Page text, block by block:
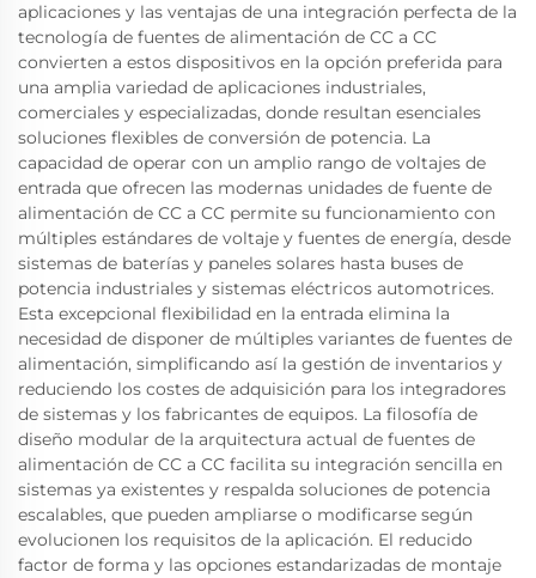
aplicaciones y las ventajas de una integración perfecta de la
tecnología de fuentes de alimentación de CC a CC
convierten a estos dispositivos en la opción preferida para
una amplia variedad de aplicaciones industriales,
comerciales y especializadas, donde resultan esenciales
soluciones flexibles de conversión de potencia. La
capacidad de operar con un amplio rango de voltajes de
entrada que ofrecen las modernas unidades de fuente de
alimentación de CC a CC permite su funcionamiento con
múltiples estándares de voltaje y fuentes de energía, desde
sistemas de baterías y paneles solares hasta buses de
potencia industriales y sistemas eléctricos automotrices.
Esta excepcional flexibilidad en la entrada elimina la
necesidad de disponer de múltiples variantes de fuentes de
alimentación, simplificando así la gestión de inventarios y
reduciendo los costes de adquisición para los integradores
de sistemas y los fabricantes de equipos. La filosofía de
diseño modular de la arquitectura actual de fuentes de
alimentación de CC a CC facilita su integración sencilla en
sistemas ya existentes y respalda soluciones de potencia
escalables, que pueden ampliarse o modificarse según
evolucionen los requisitos de la aplicación. El reducido
factor de forma y las opciones estandarizadas de montaje